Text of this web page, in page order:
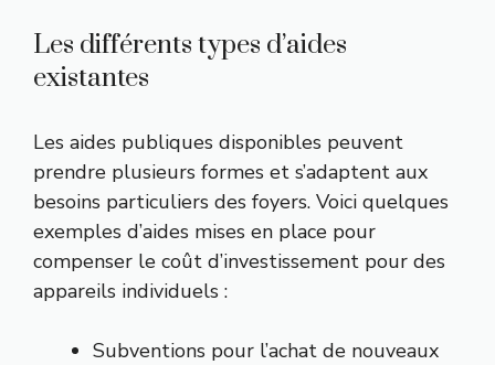
Les différents types d’aides
existantes
Les aides publiques disponibles peuvent
prendre plusieurs formes et s’adaptent aux
besoins particuliers des foyers. Voici quelques
exemples d’aides mises en place pour
compenser le coût d’investissement pour des
appareils individuels :
Subventions pour l’achat de nouveaux